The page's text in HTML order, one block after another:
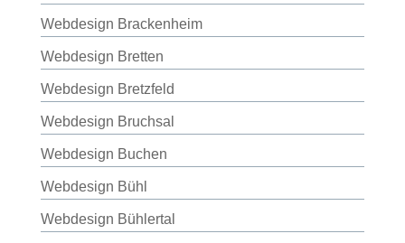
Webdesign Brackenheim
Webdesign Bretten
Webdesign Bretzfeld
Webdesign Bruchsal
Webdesign Buchen
Webdesign Bühl
Webdesign Bühlertal